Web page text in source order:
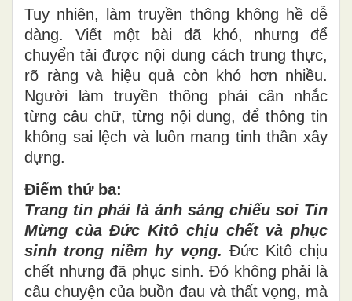
Tuy nhiên, làm truyền thông không hề dễ
dàng. Viết một bài đã khó, nhưng để
chuyển tải được nội dung cách trung thực,
rõ ràng và hiệu quả còn khó hơn nhiều.
Người làm truyền thông phải cân nhắc
từng câu chữ, từng nội dung, để thông tin
không sai lệch và luôn mang tinh thần xây
dựng.
Điểm thứ ba:
Trang tin phải là ánh sáng chiếu soi Tin
Mừng của Đức Kitô chịu chết và phục
sinh trong niềm hy vọng. Đức Kitô chịu
chết nhưng đã phục sinh. Đó không phải là
câu chuyện của buồn đau và thất vọng, mà